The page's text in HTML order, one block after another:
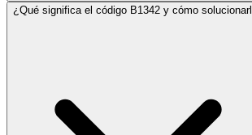
¿Qué significa el código B1342 y cómo